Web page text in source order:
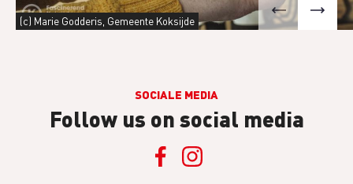
(c) Marie Godderis, Gemeente Koksijde
SOCIALE MEDIA
Follow us on social media